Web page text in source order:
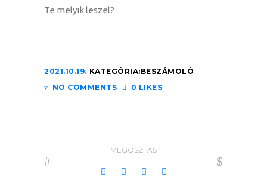
Te melyik leszel?
2021.10.19. KATEGÓRIA:BESZÁMOLÓ
NO COMMENTS
0 LIKES
MEGOSZTÁS